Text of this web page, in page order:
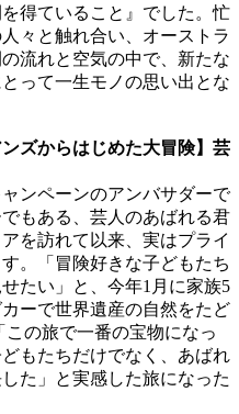
得ていること』でした。忙
々と触れ合い、オーストラ
流れと空気の中で、新たな
って一生モノの思い出とな
ズからはじめた大冒険】芸
ンペーンのアンバサダーで
もある、芸人のあばれる君
を訪れて以来、実はプライ
。「冒険好きな子どもたち
たい」と、今年1月に家族5
ーで世界遺産の自然をたど
この旅で一番の宝物になっ
もたちだけでなく、あばれ
た」と実感した旅になった